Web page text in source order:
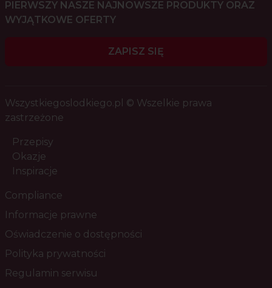
PIERWSZY NASZE NAJNOWSZE PRODUKTY ORAZ
WYJĄTKOWE OFERTY
ZAPISZ SIĘ
Wszystkiegoslodkiego.pl © Wszelkie prawa
zastrzeżone
Przepisy
Okazje
Inspiracje
Compliance
Informacje prawne
Oświadczenie o dostępności
Polityka prywatności
Regulamin serwisu